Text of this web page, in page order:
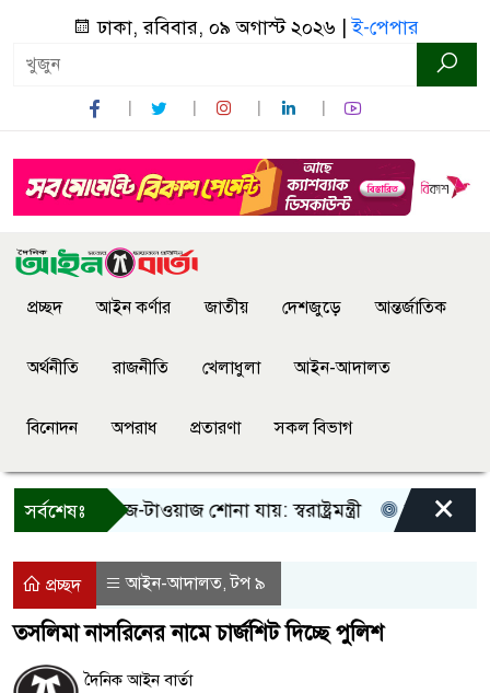
ঢাকা, রবিবার, ০৯ অগাস্ট ২০২৬ |ই-পেপার
প্রচ্ছদ আইন কর্ণার জাতীয় দেশজুড়ে আন্তর্জাতিক
অর্থনীতি রাজনীতি খেলাধুলা আইন-আদালত
বিনোদন অপরাধ প্রতারণা সকল বিভাগ
সর্বশেষঃ
শুধু আওয়াজ-টাওয়াজ শোনা যায়: স্বরাষ্ট্রমন্ত্রী তিন দিনের
×
প্রচ্ছদ আইন-আদালত,টপ ৯
তসলিমা নাসরিনের নামে চার্জশিট দিচ্ছে পুলিশ
দৈনিক আইন বার্তা